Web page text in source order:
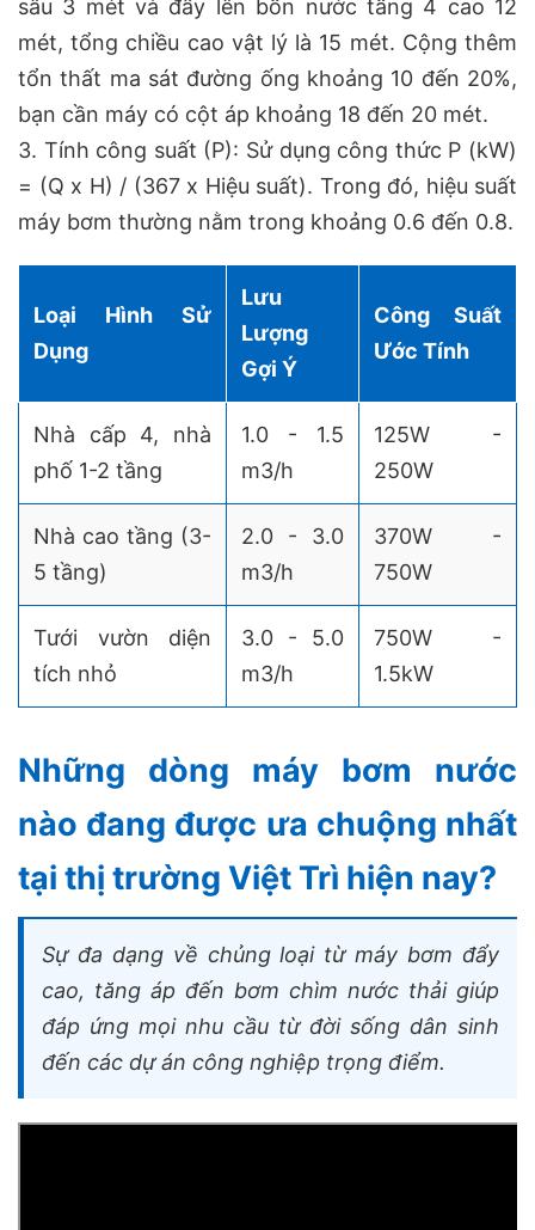
sâu 3 mét và đẩy lên bồn nước tầng 4 cao 12
mét, tổng chiều cao vật lý là 15 mét. Cộng thêm
tổn thất ma sát đường ống khoảng 10 đến 20%,
bạn cần máy có cột áp khoảng 18 đến 20 mét.
3. Tính công suất (P): Sử dụng công thức P (kW)
= (Q x H) / (367 x Hiệu suất). Trong đó, hiệu suất
máy bơm thường nằm trong khoảng 0.6 đến 0.8.
Loại Hình Sử
Dụng
Lưu
Lượng
Gợi Ý
Công Suất
Ước Tính
Nhà cấp 4, nhà
phố 1-2 tầng
1.0 - 1.5
m3/h
125W -
250W
Nhà cao tầng (3-
5 tầng)
2.0 - 3.0
m3/h
370W -
750W
Tưới vườn diện
tích nhỏ
3.0 - 5.0
m3/h
750W -
1.5kW
Những dòng máy bơm nước
nào đang được ưa chuộng nhất
tại thị trường Việt Trì hiện nay?
Sự đa dạng về chủng loại từ máy bơm đẩy
cao, tăng áp đến bơm chìm nước thải giúp
đáp ứng mọi nhu cầu từ đời sống dân sinh
đến các dự án công nghiệp trọng điểm.